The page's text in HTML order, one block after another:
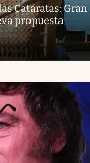
Cataratas: Gran
propuesta